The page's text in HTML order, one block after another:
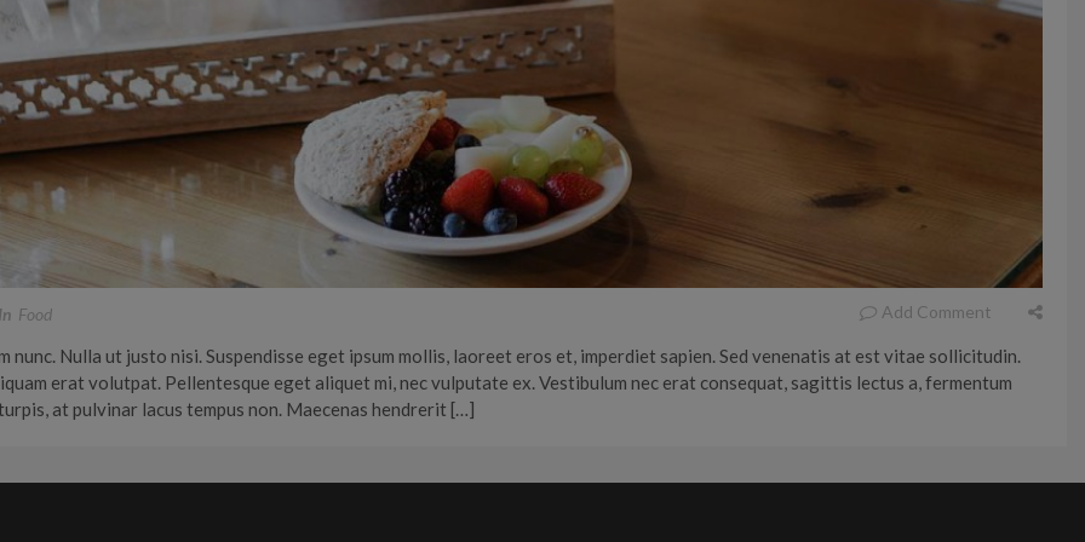
Food Add Comment
nunc. Nulla ut justo nisi. Suspendisse eget ipsum mollis, laoreet eros et, imperdiet sapien. Sed venenatis at est vitae sollicitudin.
erat volutpat. Pellentesque eget aliquet mi, nec vulputate ex. Vestibulum nec erat consequat, sagittis lectus a, fermentum
at pulvinar lacus tempus non. Maecenas hendrerit […]